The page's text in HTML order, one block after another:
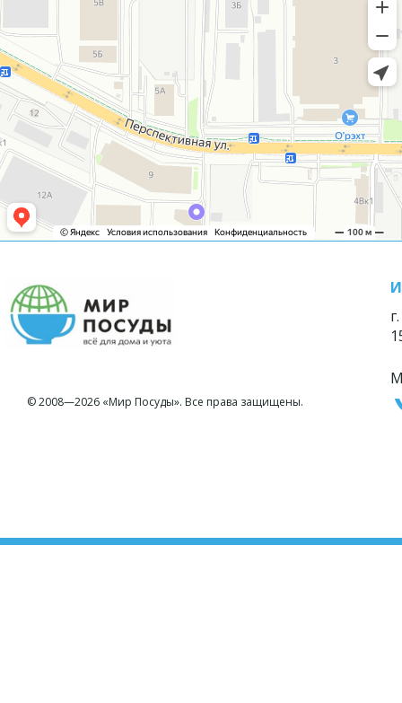
© 2008—2026 «Мир Посуды». Все права защищены.